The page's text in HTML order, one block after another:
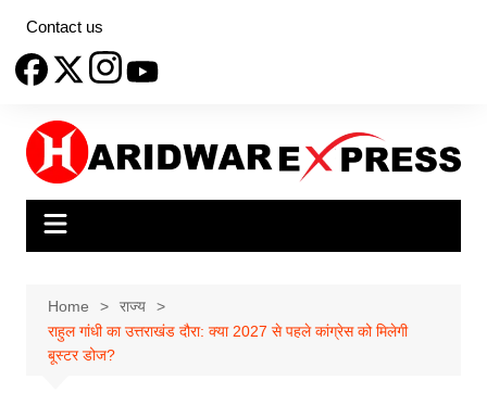
content
Contact us
Home
राज्य
राहुल गांधी का उत्तराखंड दौरा: क्या 2027 से पहले कांग्रेस को मिलेगी
बूस्टर डोज?